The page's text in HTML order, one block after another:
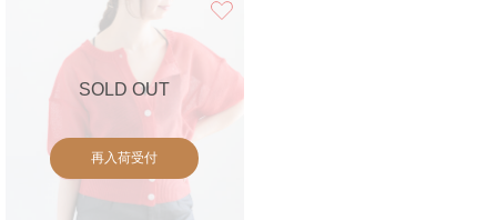
SOLD OUT
再入荷受付